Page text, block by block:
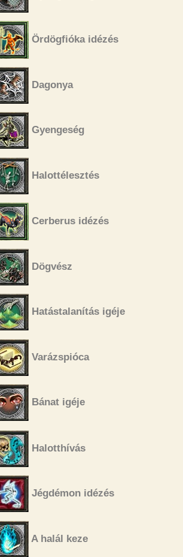
Ördögfióka idézés
Dagonya
Gyengeség
Halottélesztés
Cerberus idézés
Dögvész
Hatástalanítás igéje
Varázspióca
Bánat igéje
Halotthívás
Jégdémon idézés
A halál keze